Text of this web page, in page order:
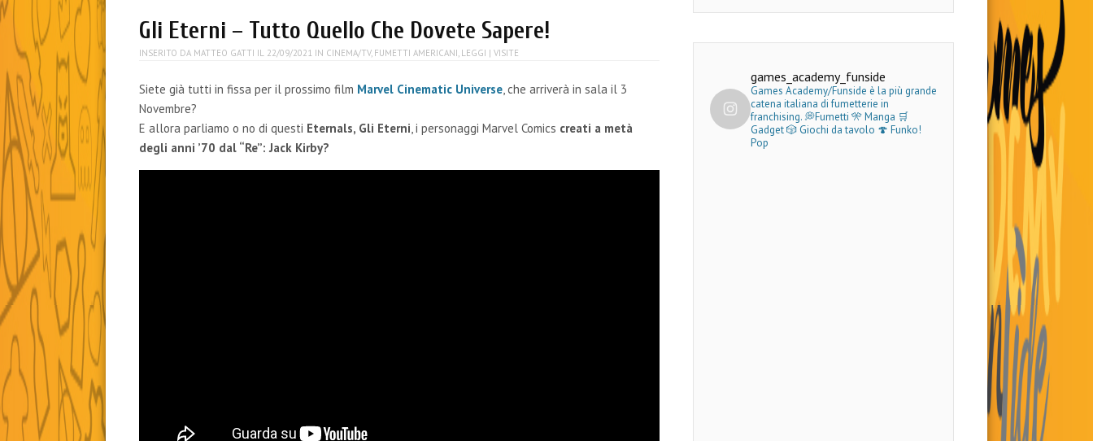
Gli Eterni – Tutto Quello Che Dovete Sapere!
INSERITO DA MATTEO GATTI IL 22/09/2021 IN CINEMA/TV, FUMETTI AMERICANI, LEGGI | VISITE
Siete già tutti in fissa per il prossimo film Marvel Cinematic Universe, che arriverà in sala il 3
Novembre?
E allora parliamo o no di questi Eternals, Gli Eterni, i personaggi Marvel Comics creati a metà
degli anni ’70 dal “Re”: Jack Kirby?
games_academy_funside
Games Academy/Funside è la più grande
catena italiana di fumetterie in
franchising.💭Fumetti 🎌 Manga 🛒
Gadget🎲 Giochi da tavolo 🍄 Funko!
Pop